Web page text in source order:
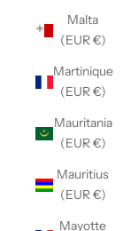
Malta
(EUR €)
Martinique
(EUR €)
Mauritania
(EUR €)
Mauritius
(EUR €)
Mayotte